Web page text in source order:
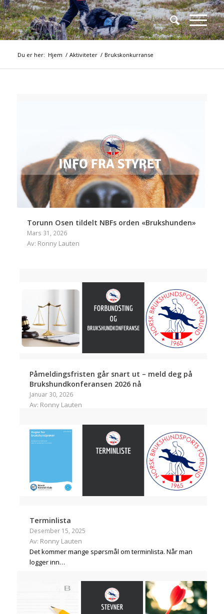
Du er her: Hjem / Aktiviteter / Brukskonkurranse
Torunn Osen tildelt NBFs orden «Brukshunden»
Mars 31, 2026
Av: Ronny Lauten
Påmeldingsfristen går snart ut – meld deg på
Brukshundkonferansen 2026 nå
Januar 30, 2026
Av: Ronny Lauten
Terminlista
Desember 15, 2025
Av: Ronny Lauten
Det kommer mange spørsmål om terminlista. Når man
logger inn…